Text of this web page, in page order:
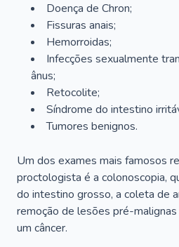
Doença de Chron;
Fissuras anais;
Hemorroidas;
Infecções sexualmente
ânus;
Retocolite;
Síndrome do intestino
Tumores benignos.
Um dos exames mais famosos
proctologista é a colonoscopia,
do intestino grosso, a coleta de
remoção de lesões pré-
um câncer.